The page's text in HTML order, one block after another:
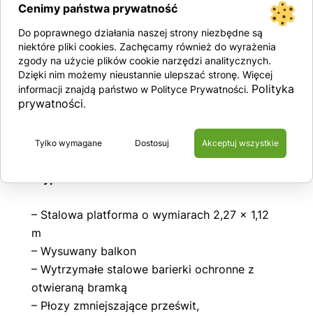
10 m 450 kg
Műszaki adatok:
XCMG XG1012AC
– 10 m – wysokość robocza
– Stalowa platforma o wymiarach 2,27 x 1,12
m
– Wysuwany balkon
– Wytrzymałe stalowe barierki ochronne z
otwieraną bramką
– Płozy zmniejszające prześwit,
Cenimy państwa prywatność
Do poprawnego działania naszej strony niezbędne są
niektóre pliki cookies. Zachęcamy również do wyrażenia
zgody na użycie plików cookie narzędzi analitycznych.
Dzięki nim możemy nieustannie ulepszać stronę. Więcej
informacji znajdą państwo w Polityce Prywatności. Polityka
prywatności.
Dostosuj
Tylko wymagane Akceptuj wszystkie